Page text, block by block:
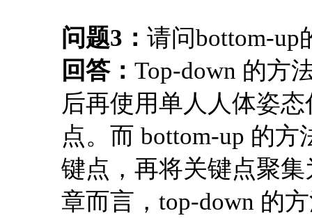
问题3： 请问bottom-up
回答： Top-down 的方
后再使用单人人体姿
点。而 bottom-up 的
键点，再将关键点聚
章而言，top-down 的